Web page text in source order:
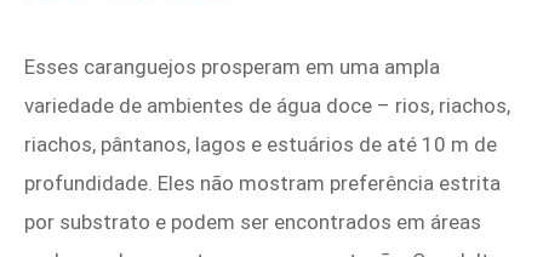
Esses caranguejos prosperam em uma ampla
variedade de ambientes de água doce – rios, riachos,
riachos, pântanos, lagos e estuários de até 10 m de
profundidade. Eles não mostram preferência estrita
por substrato e podem ser encontrados em áreas